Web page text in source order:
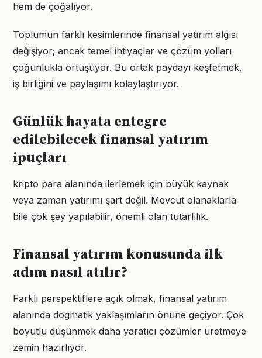
hem de çoğalıyor.
Toplumun farklı kesimlerinde finansal yatırım algısı
değişiyor; ancak temel ihtiyaçlar ve çözüm yolları
çoğunlukla örtüşüyor. Bu ortak paydayı keşfetmek,
iş birliğini ve paylaşımı kolaylaştırıyor.
Günlük hayata entegre
edilebilecek finansal yatırım
ipuçları
kripto para alanında ilerlemek için büyük kaynak
veya zaman yatırımı şart değil. Mevcut olanaklarla
bile çok şey yapılabilir, önemli olan tutarlılık.
Finansal yatırım konusunda ilk
adım nasıl atılır?
Farklı perspektiflere açık olmak, finansal yatırım
alanında dogmatik yaklaşımların önüne geçiyor. Çok
boyutlu düşünmek daha yaratıcı çözümler üretmeye
zemin hazırlıyor.